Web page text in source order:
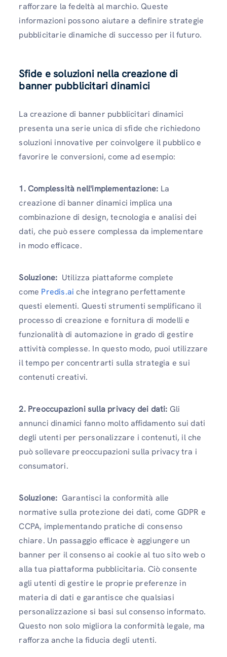
rafforzare la fedeltà al marchio. Queste
informazioni possono aiutare a definire strategie
pubblicitarie dinamiche di successo per il futuro.
Sfide e soluzioni nella creazione di
banner pubblicitari dinamici
La creazione di banner pubblicitari dinamici
presenta una serie unica di sfide che richiedono
soluzioni innovative per coinvolgere il pubblico e
favorire le conversioni, come ad esempio:
1. Complessità nell'implementazione: La
creazione di banner dinamici implica una
combinazione di design, tecnologia e analisi dei
dati, che può essere complessa da implementare
in modo efficace.
Soluzione: Utilizza piattaforme complete
come Predis.ai che integrano perfettamente
questi elementi. Questi strumenti semplificano il
processo di creazione e fornitura di modelli e
funzionalità di automazione in grado di gestire
attività complesse. In questo modo, puoi utilizzare
il tempo per concentrarti sulla strategia e sui
contenuti creativi.
2. Preoccupazioni sulla privacy dei dati: Gli
annunci dinamici fanno molto affidamento sui dati
degli utenti per personalizzare i contenuti, il che
può sollevare preoccupazioni sulla privacy tra i
consumatori.
Soluzione: Garantisci la conformità alle
normative sulla protezione dei dati, come GDPR e
CCPA, implementando pratiche di consenso
chiare. Un passaggio efficace è aggiungere un
banner per il consenso ai cookie al tuo sito web o
alla tua piattaforma pubblicitaria. Ciò consente
agli utenti di gestire le proprie preferenze in
materia di dati e garantisce che qualsiasi
personalizzazione si basi sul consenso informato.
Questo non solo migliora la conformità legale, ma
rafforza anche la fiducia degli utenti.